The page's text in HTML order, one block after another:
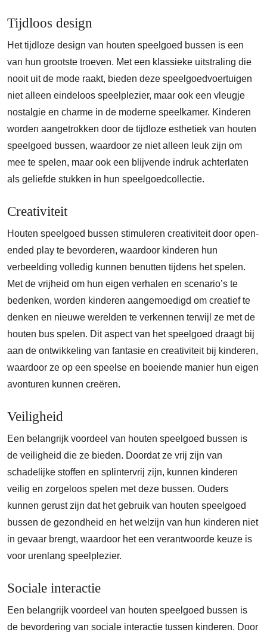
Tijdloos design
Het tijdloze design van houten speelgoed bussen is een
van hun grootste troeven. Met een klassieke uitstraling die
nooit uit de mode raakt, bieden deze speelgoedvoertuigen
niet alleen eindeloos speelplezier, maar ook een vleugje
nostalgie en charme in de moderne speelkamer. Kinderen
worden aangetrokken door de tijdloze esthetiek van houten
speelgoed bussen, waardoor ze niet alleen leuk zijn om
mee te spelen, maar ook een blijvende indruk achterlaten
als geliefde stukken in hun speelgoedcollectie.
Creativiteit
Houten speelgoed bussen stimuleren creativiteit door open-
ended play te bevorderen, waardoor kinderen hun
verbeelding volledig kunnen benutten tijdens het spelen.
Met de vrijheid om hun eigen verhalen en scenario’s te
bedenken, worden kinderen aangemoedigd om creatief te
denken en nieuwe werelden te verkennen terwijl ze met de
houten bus spelen. Dit aspect van het speelgoed draagt bij
aan de ontwikkeling van fantasie en creativiteit bij kinderen,
waardoor ze op een speelse en boeiende manier hun eigen
avonturen kunnen creëren.
Veiligheid
Een belangrijk voordeel van houten speelgoed bussen is
de veiligheid die ze bieden. Doordat ze vrij zijn van
schadelijke stoffen en splintervrij zijn, kunnen kinderen
veilig en zorgeloos spelen met deze bussen. Ouders
kunnen gerust zijn dat het gebruik van houten speelgoed
bussen de gezondheid en het welzijn van hun kinderen niet
in gevaar brengt, waardoor het een verantwoorde keuze is
voor urenlang speelplezier.
Sociale interactie
Een belangrijk voordeel van houten speelgoed bussen is
de bevordering van sociale interactie tussen kinderen. Door